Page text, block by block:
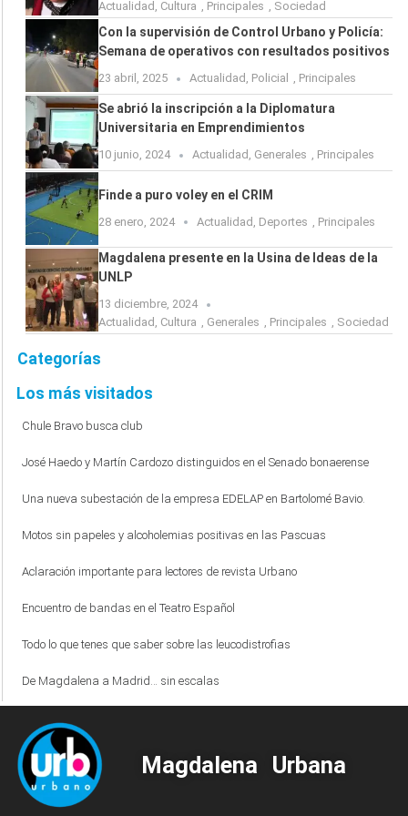
Actualidad , Cultura , Principales , Sociedad
Con la supervisión de Control Urbano y Policía:
Semana de operativos con resultados positivos
23 abril, 2025 Actualidad , Policial , Principales
Se abrió la inscripción a la Diplomatura
Universitaria en Emprendimientos
10 junio, 2024 Actualidad , Generales , Principales
Finde a puro voley en el CRIM
28 enero, 2024 Actualidad Deportes Principales
Magdalena presente en la Usina de Ideas de la
UNLP
13 diciembre, 2024
Actualidad , Cultura , Generales , Principales , Sociedad
Categorías
Los más visitados
Chule Bravo busca club
José Haedo y Martín Cardozo distinguidos en el Senado bonaerense
Una nueva subestación de la empresa EDELAP en Bartolomé Bavio.
Motos sin papeles y alcoholemias positivas en las Pascuas
Aclaración importante para lectores de revista Urbano
Encuentro de bandas en el Teatro Español
Todo lo que tenes que saber sobre las leucodistrofias
De Magdalena a Madrid… sin escalas
Magdalena Urbana